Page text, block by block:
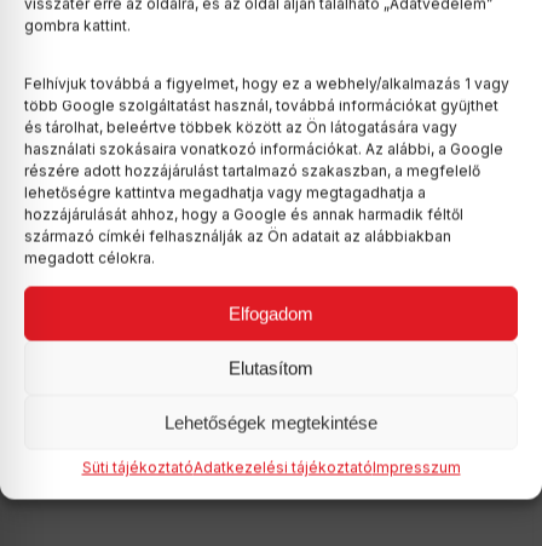
visszatér erre az oldalra, és az oldal alján található „Adatvédelem”
gombra kattint.
Felhívjuk továbbá a figyelmet, hogy ez a webhely/alkalmazás 1 vagy
több Google szolgáltatást használ, továbbá információkat gyűjthet
és tárolhat, beleértve többek között az Ön látogatására vagy
használati szokásaira vonatkozó információkat. Az alábbi, a Google
részére adott hozzájárulást tartalmazó szakaszban, a megfelelő
lehetőségre kattintva megadhatja vagy megtagadhatja a
hozzájárulását ahhoz, hogy a Google és annak harmadik féltől
származó címkéi felhasználják az Ön adatait az alábbiakban
megadott célokra.
Elfogadom
Elutasítom
Lehetőségek megtekintése
Süti tájékoztatóAdatkezelési tájékoztatóImpresszum